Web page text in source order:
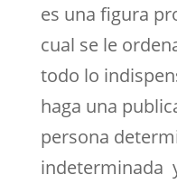
es una figura
cual se le
todo lo
haga una
persona
indeterminada